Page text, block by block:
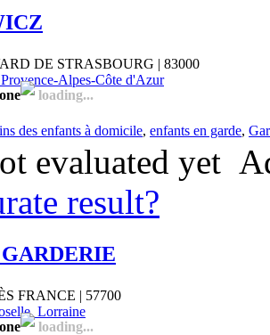
DE STRASBOURG | 83000
Alpes-Côte d'Azur
loading...
des enfants à domicile, enfants en garde,
evaluated yet
result?
FRANCE | 57700
Lorraine
loading...